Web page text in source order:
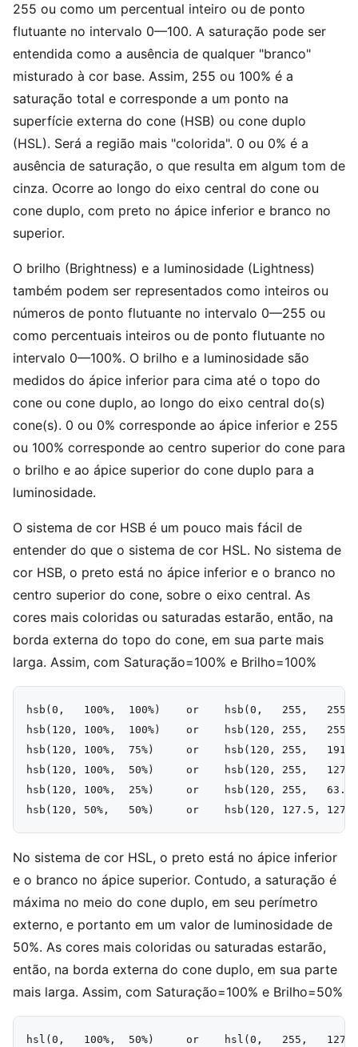
255 ou como um percentual inteiro ou de ponto
flutuante no intervalo 0—100. A saturação pode ser
entendida como a ausência de qualquer "branco"
misturado à cor base. Assim, 255 ou 100% é a
saturação total e corresponde a um ponto na
superfície externa do cone (HSB) ou cone duplo
(HSL). Será a região mais "colorida". 0 ou 0% é a
ausência de saturação, o que resulta em algum tom de
cinza. Ocorre ao longo do eixo central do cone ou
cone duplo, com preto no ápice inferior e branco no
superior.
O brilho (Brightness) e a luminosidade (Lightness)
também podem ser representados como inteiros ou
números de ponto flutuante no intervalo 0—255 ou
como percentuais inteiros ou de ponto flutuante no
intervalo 0—100%. O brilho e a luminosidade são
medidos do ápice inferior para cima até o topo do
cone ou cone duplo, ao longo do eixo central do(s)
cone(s). 0 ou 0% corresponde ao ápice inferior e 255
ou 100% corresponde ao centro superior do cone para
o brilho e ao ápice superior do cone duplo para a
luminosidade.
O sistema de cor HSB é um pouco mais fácil de
entender do que o sistema de cor HSL. No sistema de
cor HSB, o preto está no ápice inferior e o branco no
centro superior do cone, sobre o eixo central. As
cores mais coloridas ou saturadas estarão, então, na
borda externa do topo do cone, em sua parte mais
larga. Assim, com Saturação=100% e Brilho=100%
hsb(0,   100%,  100%)    or    hsb(0,   255,
hsb(120, 100%,  100%)    or    hsb(120, 255,
hsb(120, 100%,  75%)     or    hsb(120, 255,
hsb(120, 100%,  50%)     or    hsb(120, 255,
hsb(120, 100%,  25%)     or    hsb(120, 255,
No sistema de cor HSL, o preto está no ápice inferior
e o branco no ápice superior. Contudo, a saturação é
máxima no meio do cone duplo, em seu perímetro
externo, e portanto em um valor de luminosidade de
50%. As cores mais coloridas ou saturadas estarão,
então, na borda externa do cone duplo, em sua parte
mais larga. Assim, com Saturação=100% e Brilho=50%
hsl(0,   100%,  50%)     or    hsl(0,   255,